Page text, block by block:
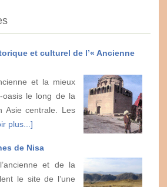
et culturel de l’« Ancienne
et la mieux
oasis le long de la
Asie centrale. Les
plus...]
de Nisa
et de la
le site de l’une